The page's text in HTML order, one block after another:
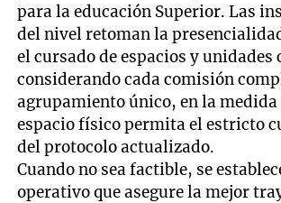
para la educación Superior. Las
del nivel retoman la
el cursado de espacios y
considerando cada comisión
agrupamiento único, en la medida
espacio físico permita el estricto
del protocolo actualizado.
Cuando no sea factible, se
operativo que asegure la mejor